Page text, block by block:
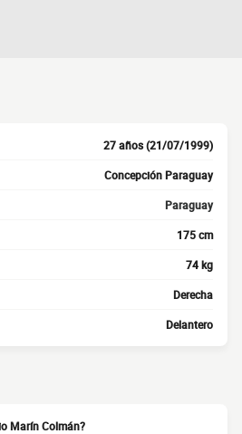
27 años (21/07/1999)
Concepción Paraguay
Paraguay
175 cm
74 kg
Derecha
Delantero
Marín Colmán?